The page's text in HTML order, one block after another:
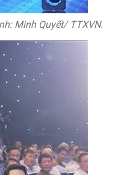
Minh Quyết/ TTXVN.